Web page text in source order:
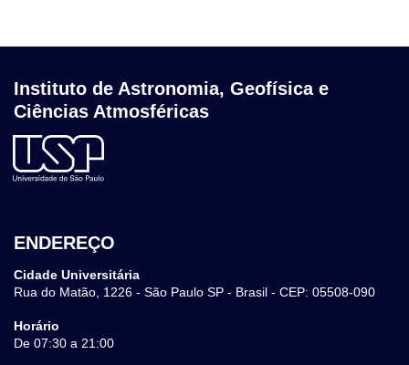
Instituto de Astronomia, Geofísica e
Ciências Atmosféricas
ENDEREÇO
Cidade Universitária
Rua do Matão, 1226 - São Paulo SP - Brasil - CEP: 05508-090
Horário
De 07:30 a 21:00